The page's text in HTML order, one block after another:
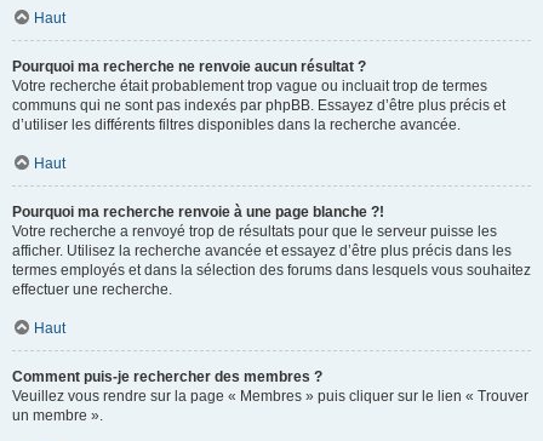
Haut
Pourquoi ma recherche ne renvoie aucun résultat ?
Votre recherche était probablement trop vague ou incluait trop de termes
communs qui ne sont pas indexés par phpBB. Essayez d’être plus précis et
d’utiliser les différents filtres disponibles dans la recherche avancée.
Haut
Pourquoi ma recherche renvoie à une page blanche ?!
Votre recherche a renvoyé trop de résultats pour que le serveur puisse les
afficher. Utilisez la recherche avancée et essayez d’être plus précis dans les
termes employés et dans la sélection des forums dans lesquels vous souhaitez
effectuer une recherche.
Haut
Comment puis-je rechercher des membres ?
Veuillez vous rendre sur la page « Membres » puis cliquer sur le lien « Trouver
un membre ».